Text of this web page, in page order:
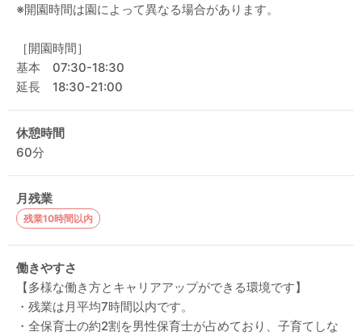
※開園時間は園によって異なる場合があります。
［開園時間］
基本 07:30-18:30
延長 18:30-21:00
休憩時間
60分
月残業
残業10時間以内
働きやすさ
【多様な働き方とキャリアアップができる環境です】
・残業は月平均7時間以内です。
・全保育士の約2割を男性保育士が占めており、子育てしな